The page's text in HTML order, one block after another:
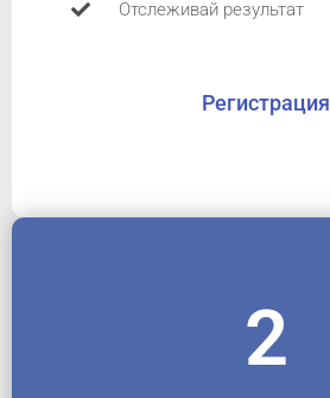
Отслеживай результат
Регистрация
2